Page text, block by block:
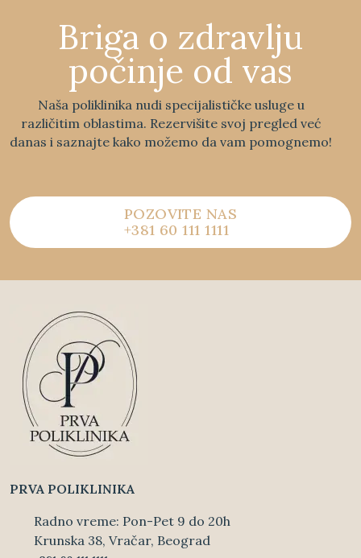
Briga o zdravlju
počinje od vas
Naša poliklinika nudi specijalističke usluge u
različitim oblastima. Rezervišite svoj pregled već
danas i saznajte kako možemo da vam pomognemo!
POZOVITE NAS
+381 60 111 1111
PRVA POLIKLINIKA
Radno vreme: Pon-Pet 9 do 20h
Krunska 38, Vračar, Beograd